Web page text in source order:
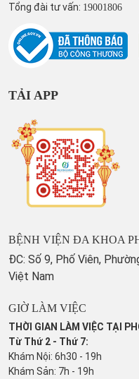
Tổng đài tư vấn: 19001806
TẢI APP
BỆNH VIỆN ĐA KHOA
ĐC: Số 9, Phố Viên,
Việt Nam
GIỜ LÀM VIỆC
THỜI GIAN LÀM VIỆC TẠI
Từ Thứ 2 - Thứ 7:
Khám Nội: 6h30 - 19h
Khám Sản: 7h - 19h